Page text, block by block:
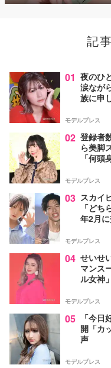
記
01 夜のひ
涙なが
族に申
モデルプレス
02 登録者
ら美脚
「何頭
モデルプレス
03 スカイ
「ど
年2月
モデルプレス
04 せいせ
マンス
ル女神
モデルプレス
05
「今
開「カ
声
モデルプレス